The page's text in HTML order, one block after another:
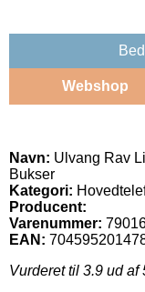
Webshop
Navn: Ulvang Rav
Bukser
Kategori:
Producent:
Varenummer:
EAN:
Vurderet til 3.9 ud af